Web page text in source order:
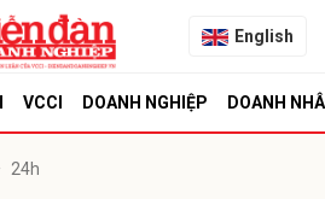
English
VCCI DOANH NGHIỆP DOANH
24h